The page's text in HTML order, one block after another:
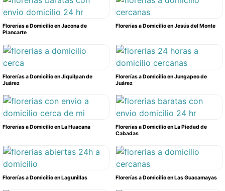
Florerías a Domicilio en Jacona de
Plancarte
Florerías a Domicilio en Jesús del Monte
Florerías a Domicilio en Jiquilpan de
Juárez
Florerías a Domicilio en Jungapeo de
Juárez
Florerías a Domicilio en La Huacana
Florerías a Domicilio en La Piedad de
Cabadas
Florerías a Domicilio en Lagunillas Florerías a Domicilio en Las Guacamayas